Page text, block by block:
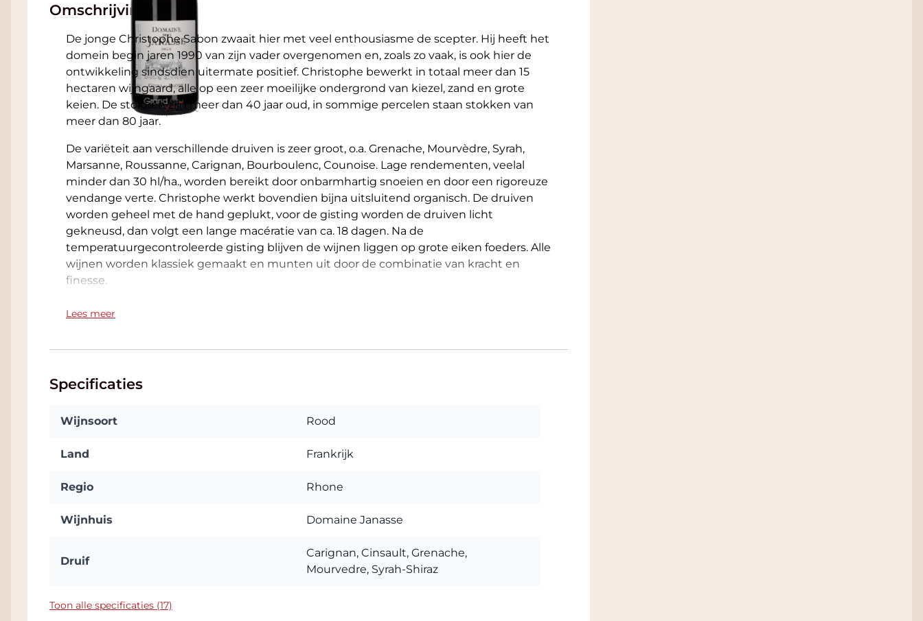
Omschrijving
De jonge Christophe Sabon zwaait hier met veel enthousiasme de scepter. Hij heeft het
domein begin jaren 1990 van zijn vader overgenomen en, zoals zo vaak, is ook hier de
ontwikkeling sindsdien uitermate positief. Christophe bewerkt in totaal meer dan 15
hectaren wijngaard, alle op een zeer moeilijke ondergrond van kiezel, zand en grote
keien. De stokken zijn meer dan 40 jaar oud, in sommige percelen staan stokken van
meer dan 80 jaar.
De variëteit aan verschillende druiven is zeer groot, o.a. Grenache, Mourvèdre, Syrah,
Marsanne, Roussanne, Carignan, Bourboulenc, Counoise. Lage rendementen, veelal
minder dan 30 hl/ha., worden bereikt door onbarmhartig snoeien en door een rigoreuze
vendange verte. Christophe werkt bovendien bijna uitsluitend organisch. De druiven
worden geheel met de hand geplukt, voor de gisting worden de druiven licht
gekneusd, dan volgt een lange macératie van ca. 18 dagen. Na de
temperatuurgecontroleerde gisting blijven de wijnen liggen op grote eiken foeders. Alle
wijnen worden klassiek gemaakt en munten uit door de combinatie van kracht en
finesse.
De Côtes du Rhône van Janasse is een blend van 40% Grenache aangevuld met
Lees meer
Specificaties
Wijnsoort Rood
Land Frankrijk
Regio Rhone
Wijnhuis Domaine Janasse
Druif
Carignan, Cinsault, Grenache,
Mourvedre, Syrah-Shiraz
Toon alle specificaties (17)